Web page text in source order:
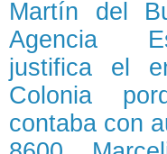
Martín del
Agencia
justifica el
Colonia
contaba con